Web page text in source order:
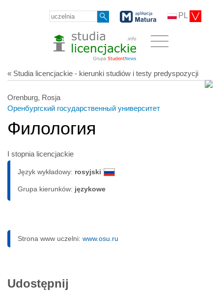
PL
« Studia licencjackie - kierunki studiów i testy predyspozycji
Orenburg, Rosja
Оренбургский государственный университет
Филология
I stopnia licencjackie
Język wykładowy: rosyjski
Grupa kierunków: językowe
Strona www uczelni: www.osu.ru
Udostępnij